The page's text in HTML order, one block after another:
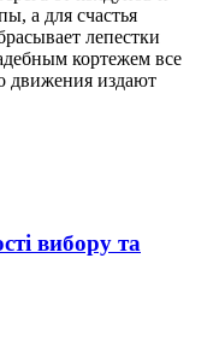
а для счастья
лепестки
кортежем все
движения издают
вибору та